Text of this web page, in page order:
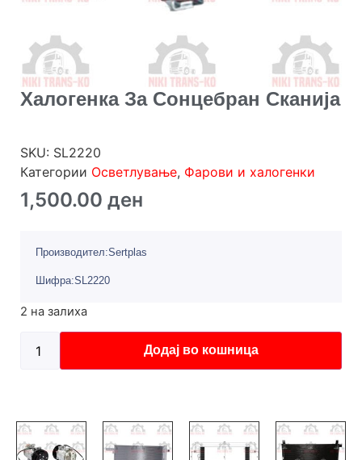
Халогенка За Сонцебран Сканија
SKU: SL2220
Категории Осветлување, Фарови и халогенки
1,500.00 ден
Производител:Sertplas
Шифра:SL2220
2 на залиха
Додај во кошница